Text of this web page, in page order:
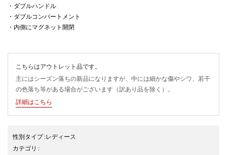
・ダブルハンドル
・ダブルコンパートメント
・内側にマグネット開閉
こちらはアウトレット品です。
主にはシーズン落ちの新品になりますが、中には細かな傷やシワ、若干
の色落ち等がある場合がございます（訳あり品を除く）。
詳細はこちら
性別タイプ:レディース
カテゴリ :